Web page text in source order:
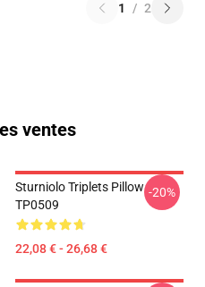
1 / 2
ventes
Sturniolo Triplets Pillow
TP0509
22,08 € - 26,68 €
-20%